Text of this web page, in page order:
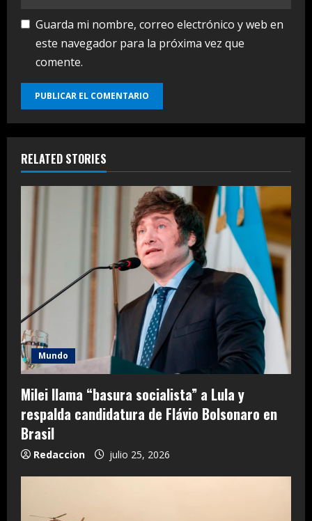
Guarda mi nombre, correo electrónico y web en
este navegador para la próxima vez que
comente.
RELATED STORIES
Mundo
Milei llama “basura socialista” a Lula y
respalda candidatura de Flávio Bolsonaro en
Brasil
Redaccion julio 25, 2026